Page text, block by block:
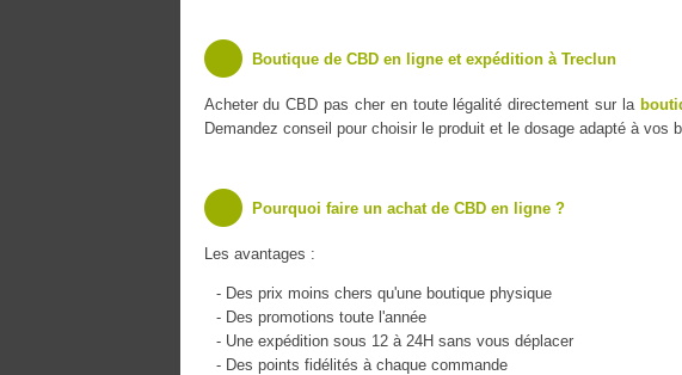
Boutique de CBD en ligne et expédition à Treclun
Acheter du CBD pas cher en toute légalité directement sur la
Demandez conseil pour choisir le produit et le dosage adapté à vos
Pourquoi faire un achat de CBD en ligne ?
Les avantages :
- Des prix moins chers qu'une boutique physique
- Des promotions toute l'année
- Une expédition sous 12 à 24H sans vous déplacer
- Des points fidélités à chaque commande